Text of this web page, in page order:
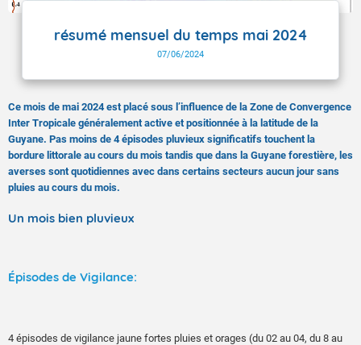
résumé mensuel du temps mai 2024
07/06/2024
Ce mois de mai 2024 est placé sous l’influence de la Zone de Convergence
Inter Tropicale généralement active et positionnée à la latitude de la
Guyane. Pas moins de 4 épisodes pluvieux significatifs touchent la
bordure littorale au cours du mois tandis que dans la Guyane forestière, les
averses sont quotidiennes avec dans certains secteurs aucun jour sans
pluies au cours du mois.
Un mois bien pluvieux
Épisodes de Vigilance:
4 épisodes de vigilance jaune fortes pluies et orages (du 02 au 04, du 8 au